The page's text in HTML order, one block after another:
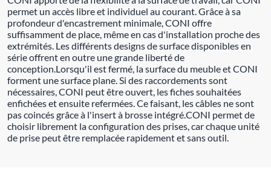
permet un accès libre et individuel au courant. Grâce à sa
profondeur d'encastrement minimale, CONI offre
suffisamment de place, même en cas d'installation proche des
extrémités. Les différents designs de surface disponibles en
série offrent en outre une grande liberté de
conception.Lorsqu'il est fermé, la surface du meuble et CONI
forment une surface plane. Si des raccordements sont
nécessaires, CONI peut être ouvert, les fiches souhaitées
enfichées et ensuite refermées. Ce faisant, les câbles ne sont
pas coincés grâce à l'insert à brosse intégré.CONI permet de
choisir librement la configuration des prises, car chaque unité
de prise peut être remplacée rapidement et sans outil.